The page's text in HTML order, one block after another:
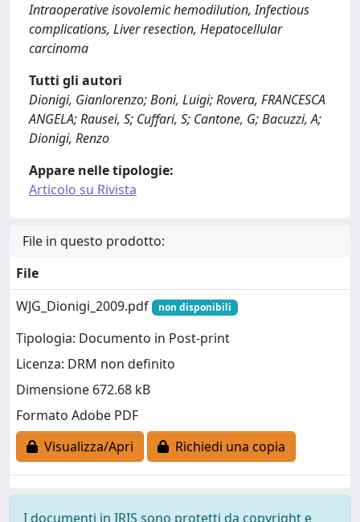
Intraoperative isovolemic hemodilution, Infectious
complications, Liver resection, Hepatocellular
carcinoma
Tutti gli autori
Dionigi, Gianlorenzo; Boni, Luigi; Rovera, FRANCESCA
ANGELA; Rausei, S; Cuffari, S; Cantone, G; Bacuzzi, A;
Dionigi, Renzo
Appare nelle tipologie:
Articolo su Rivista
File in questo prodotto:
File
WJG_Dionigi_2009.pdf
non disponibili
Tipologia: Documento in Post-print
Licenza: DRM non definito
Dimensione 672.68 kB
Formato Adobe PDF
Visualizza/Apri
Richiedi una copia
I documenti in IRIS sono protetti da copyright e